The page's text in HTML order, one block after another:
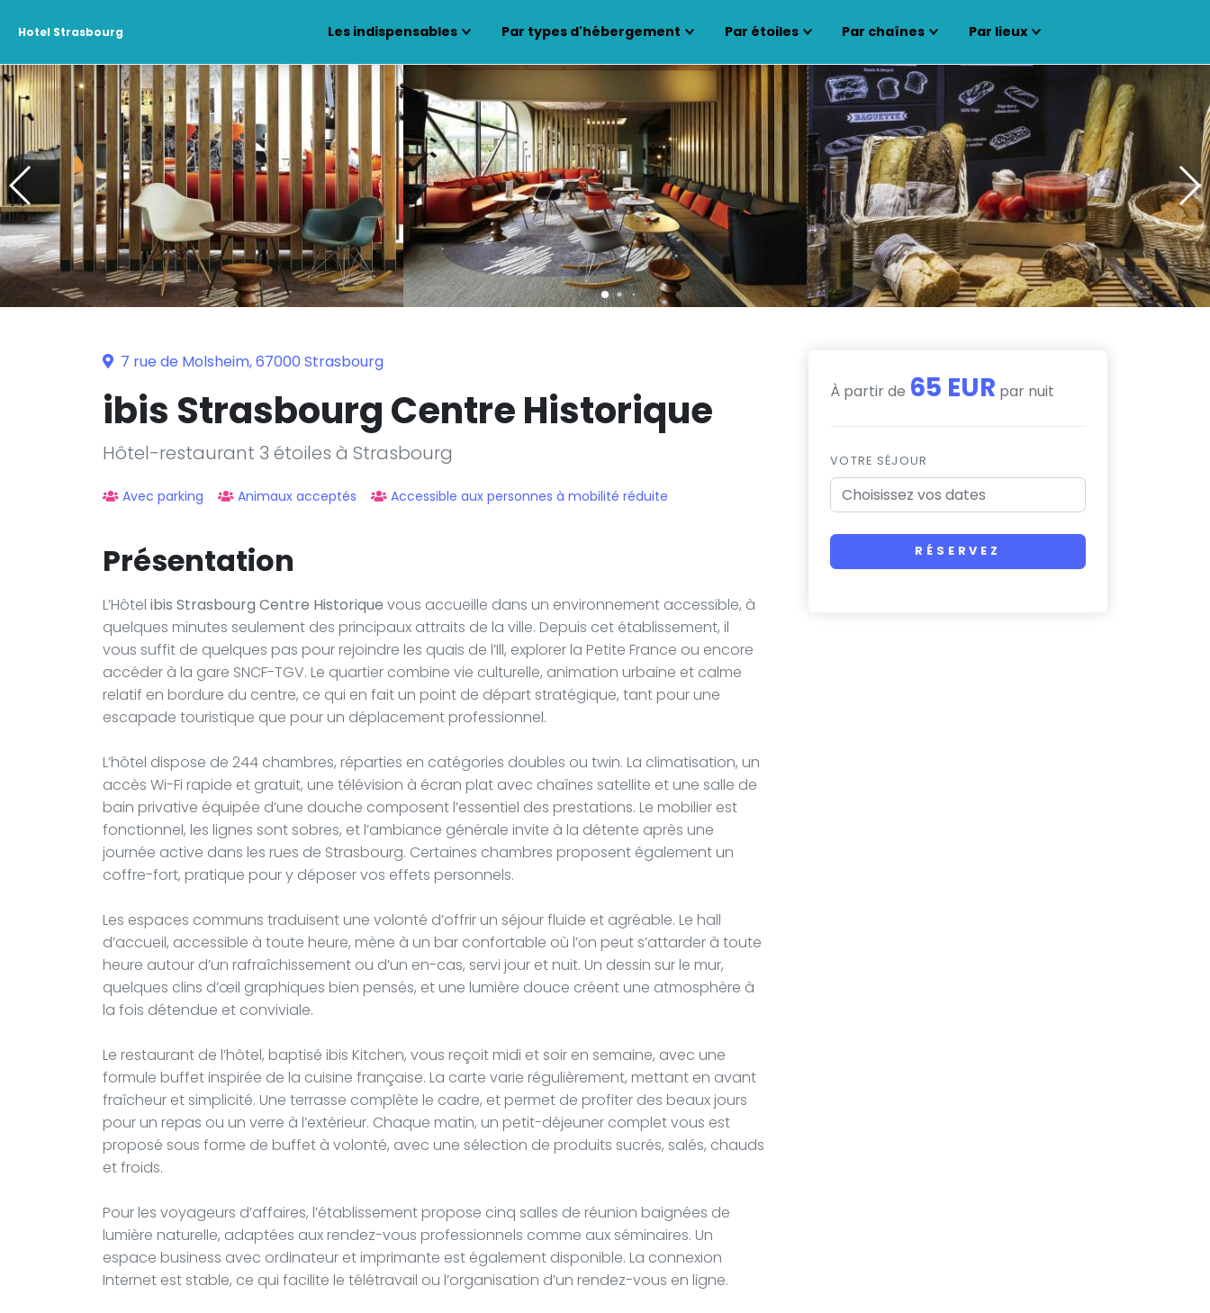
Hotel Strasbourg Les indispensables Par types d'hébergement Par étoiles Par chaînes Par lieux
7 rue de Molsheim, 67000 Strasbourg
ibis Strasbourg Centre Historique
Hôtel-restaurant 3 étoiles à Strasbourg
Avec parking Animaux acceptés Accessible aux personnes à mobilité réduite
Présentation
L’Hôtel ibis Strasbourg Centre Historique vous accueille dans un environnement accessible, à
quelques minutes seulement des principaux attraits de la ville. Depuis cet établissement, il
vous suffit de quelques pas pour rejoindre les quais de l’Ill, explorer la Petite France ou encore
accéder à la gare SNCF-TGV. Le quartier combine vie culturelle, animation urbaine et calme
relatif en bordure du centre, ce qui en fait un point de départ stratégique, tant pour une
escapade touristique que pour un déplacement professionnel.
L’hôtel dispose de 244 chambres, réparties en catégories doubles ou twin. La climatisation, un
accès Wi-Fi rapide et gratuit, une télévision à écran plat avec chaînes satellite et une salle de
bain privative équipée d’une douche composent l’essentiel des prestations. Le mobilier est
fonctionnel, les lignes sont sobres, et l’ambiance générale invite à la détente après une
journée active dans les rues de Strasbourg. Certaines chambres proposent également un
coffre-fort, pratique pour y déposer vos effets personnels.
Les espaces communs traduisent une volonté d’offrir un séjour fluide et agréable. Le hall
d’accueil, accessible à toute heure, mène à un bar confortable où l’on peut s’attarder à toute
heure autour d’un rafraîchissement ou d’un en-cas, servi jour et nuit. Un dessin sur le mur,
quelques clins d’œil graphiques bien pensés, et une lumière douce créent une atmosphère à
la fois détendue et conviviale.
Le restaurant de l’hôtel, baptisé ibis Kitchen, vous reçoit midi et soir en semaine, avec une
formule buffet inspirée de la cuisine française. La carte varie régulièrement, mettant en avant
fraîcheur et simplicité. Une terrasse complète le cadre, et permet de profiter des beaux jours
pour un repas ou un verre à l’extérieur. Chaque matin, un petit-déjeuner complet vous est
proposé sous forme de buffet à volonté, avec une sélection de produits sucrés, salés, chauds
et froids.
Pour les voyageurs d’affaires, l’établissement propose cinq salles de réunion baignées de
lumière naturelle, adaptées aux rendez-vous professionnels comme aux séminaires. Un
espace business avec ordinateur et imprimante est également disponible. La connexion
Internet est stable, ce qui facilite le télétravail ou l’organisation d’un rendez-vous en ligne.
À partir de 65 EUR par nuit
VOTRE SÉJOUR
RÉSERVEZ